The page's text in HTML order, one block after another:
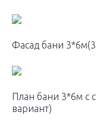
Фасад бани 3*6м(3
План бани 3*6м с
вариант)